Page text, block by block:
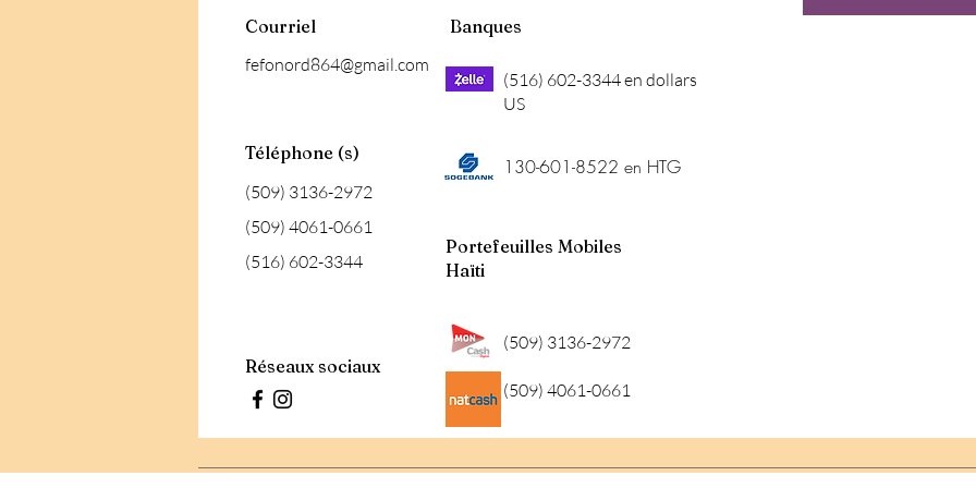
Courriel
fefonord864@gmail.com
Téléphone (s)
(509) 3136-2972
(509) 4061-0661
(516) 602-3344
Réseaux sociaux
Banques
(516) 602-3344 en dollars
US
130-601-8522 en HTG
Portefeuilles Mobiles
Haïti
(509) 3136-2972
(509) 4061-0661